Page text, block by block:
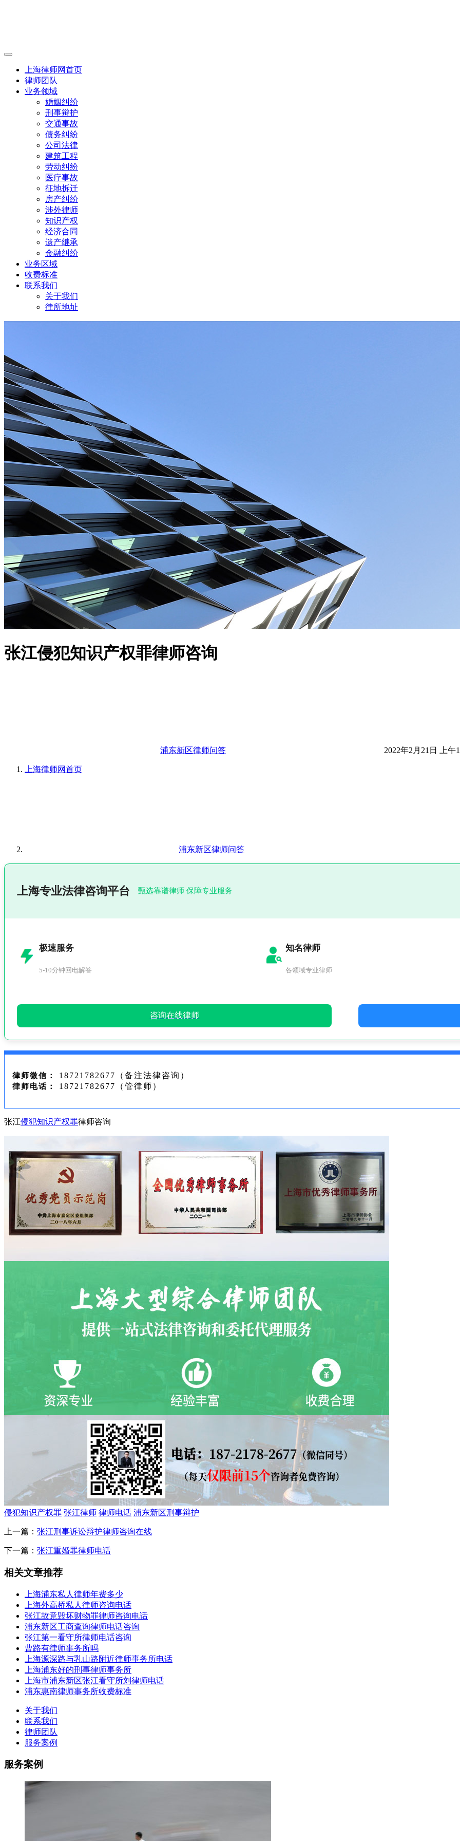
上海律师网首页
律师团队
业务领域
婚姻纠纷
刑事辩护
交通事故
债务纠纷
公司法律
建筑工程
劳动纠纷
医疗事故
征地拆迁
房产纠纷
涉外律师
知识产权
经济合同
遗产继承
金融纠纷
业务区域
收费标准
联系我们
关于我们
律所地址
张江侵犯知识产权罪律师咨询
浦东新区律师问答 2022年2月21日 上午
上海律师网首页
浦东新区律师问答
上海专业法律咨询平台 甄选靠谱律师 保障专业服务
极速服务
5-10分钟回电解答
知名律师
各领域专业律师
咨询在线律师
律师微信： 18721782677（备注法律咨询）
律师电话： 18721782677（管律师）
张江侵犯知识产权罪律师咨询
侵犯知识产权罪 张江律师 律师电话 浦东新区刑事辩护
上一篇： 张江刑事诉讼辩护律师咨询在线
下一篇： 张江重婚罪律师电话
相关文章推荐
上海浦东私人律师年费多少
上海外高桥私人律师咨询电话
张江故意毁坏财物罪律师咨询电话
浦东新区工商查询律师电话咨询
张江第一看守所律师电话咨询
曹路有律师事务所吗
上海源深路与乳山路附近律师事务所电话
上海浦东好的刑事律师事务所
上海市浦东新区张江看守所刘律师电话
浦东惠南律师事务所收费标准
关于我们
联系我们
律师团队
服务案例
服务案例